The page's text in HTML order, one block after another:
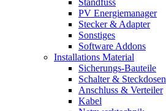
Standfuss
PV Energiemanager
Stecker & Adapter
Sonstiges
Software Addons
Installations Material
Sicherungs-Bauteile
Schalter & Steckdosen
Anschluss & Verteiler
Kabel